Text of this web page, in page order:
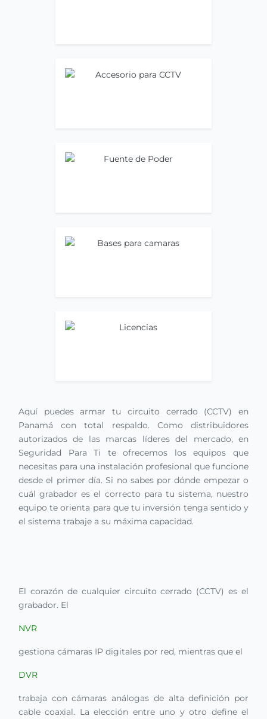
Aquí puedes armar tu circuito cerrado (CCTV) en
Panamá con total respaldo. Como distribuidores
autorizados de las marcas líderes del mercado, en
Seguridad Para Ti te ofrecemos los equipos que
necesitas para una instalación profesional que funcione
desde el primer día. Si no sabes por dónde empezar o
cuál grabador es el correcto para tu sistema, nuestro
equipo te orienta para que tu inversión tenga sentido y
el sistema trabaje a su máxima capacidad.
El corazón de cualquier circuito cerrado (CCTV) es el
grabador. El
NVR
gestiona cámaras IP digitales por red, mientras que el
DVR
trabaja con cámaras análogas de alta definición por
cable coaxial. La elección entre uno y otro define el